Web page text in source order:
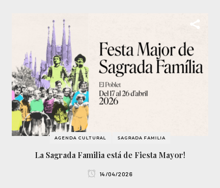
AGENDA CULTURAL SAGRADA FAMILIA
La Sagrada Familia está de Fiesta Mayor!
14/04/2026